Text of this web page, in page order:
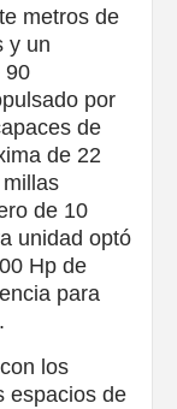
metros de
y un
90
por
de
de 22
de 10
unidad optó
Hp de
para
los
espacios de